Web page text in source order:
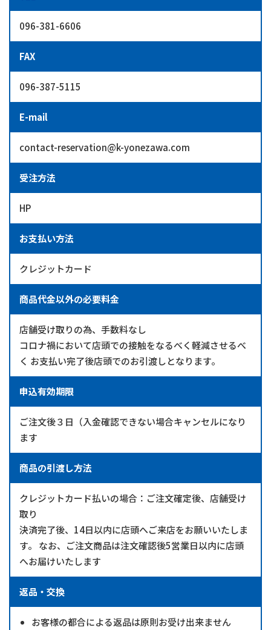
096-381-6606
FAX
096-387-5115
E-mail
contact-reservation@k-yonezawa.com
受注方法
HP
お支払い方法
クレジットカード
商品代金以外の必要料金
店舗受け取りの為、手数料なし
コロナ禍において店頭での接触をなるべく軽減させるべ
く お支払い完了後店頭でのお引渡しとなります。
申込有効期限
ご注文後３日（入金確認できない場合キャンセルになり
ます
商品の引渡し方法
クレジットカード払いの場合：ご注文確定後、店舗受け
取り
決済完了後、14日以内に店頭へご来店をお願いいたしま
す。 なお、ご注文商品は注文確認後5営業日以内に店頭
へお届けいたします
返品・交換
お客様の都合による返品は原則お受け出来ません